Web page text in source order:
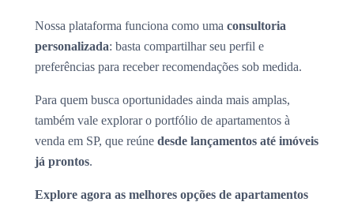
Nossa plataforma funciona como uma consultoria
personalizada: basta compartilhar seu perfil e
preferências para receber recomendações sob medida.
Para quem busca oportunidades ainda mais amplas,
também vale explorar o portfólio de apartamentos à
venda em SP, que reúne desde lançamentos até imóveis
já prontos.
Explore agora as melhores opções de apartamentos